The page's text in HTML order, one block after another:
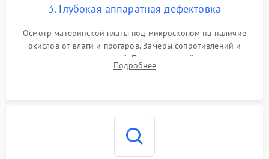
3. Глубокая аппаратная дефектовка
Осмотр материнской платы под микроскопом на наличие
окислов от влаги и прогаров. Замеры сопротивлений и
дежурных напряжений. Проверка цепей питания,
мультиконтроллера, процессора и видеочипа.
Подробнее